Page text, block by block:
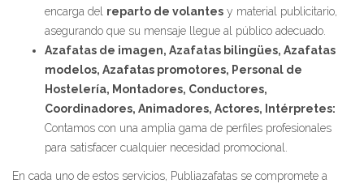
encarga del reparto de volantes y material publicitario,
asegurando que su mensaje llegue al público adecuado.
Azafatas de imagen, Azafatas bilingües, Azafatas
modelos, Azafatas promotores, Personal de
Hostelería, Montadores, Conductores,
Coordinadores, Animadores, Actores, Intérpretes:
Contamos con una amplia gama de perfiles profesionales
para satisfacer cualquier necesidad promocional.
En cada uno de estos servicios, Publiazafatas se compromete a